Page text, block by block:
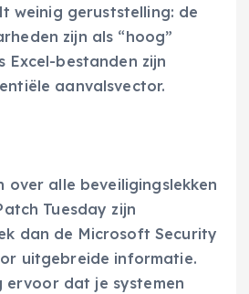
weinig geruststelling: de
zijn als “hoog”
Excel-bestanden zijn
aanvalsvector.
over alle beveiligingslekken
Tuesday zijn
dan de Microsoft Security
uitgebreide informatie.
ervoor dat je systemen